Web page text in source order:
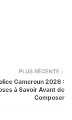
PLUS RÉCENTE
Cameroun 2026 :
à Savoir Avant de
Composer